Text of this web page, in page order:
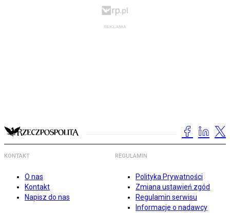
KONTAKT
O nas
Kontakt
Napisz do nas
REGULAMIN
Polityka Prywatności
Zmiana ustawień zgód
Regulamin serwisu
Informacje o nadawcy